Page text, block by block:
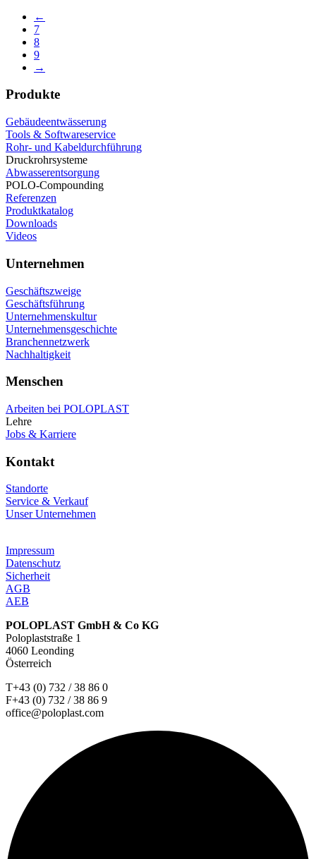
←
7
8
9
→
Produkte
Gebäudeentwässerung
Tools & Softwareservice
Rohr- und Kabeldurchführung
Druckrohrsysteme
Abwasserentsorgung
POLO-Compounding
Referenzen
Produktkatalog
Downloads
Videos
Unternehmen
Geschäftszweige
Geschäftsführung
Unternehmenskultur
Unternehmensgeschichte
Branchennetzwerk
Nachhaltigkeit
Menschen
Arbeiten bei POLOPLAST
Lehre
Jobs & Karriere
Kontakt
Standorte
Service & Verkauf
Unser Unternehmen
Impressum
Datenschutz
Sicherheit
AGB
AEB
POLOPLAST GmbH & Co KG
Poloplaststraße 1
4060 Leonding
Österreich
T+43 (0) 732 / 38 86 0
F+43 (0) 732 / 38 86 9
office@poloplast.com